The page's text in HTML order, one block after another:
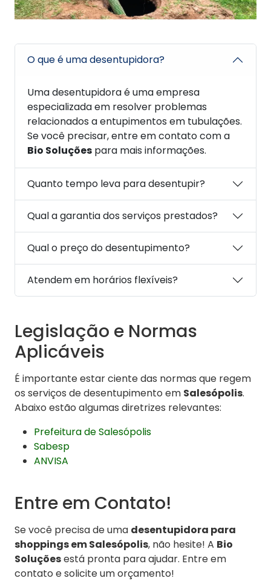
O que é uma desentupidora?
Uma desentupidora é uma empresa
especializada em resolver problemas
relacionados a entupimentos em tubulações.
Se você precisar, entre em contato com a
Bio Soluções para mais informações.
Quanto tempo leva para desentupir?
Qual a garantia dos serviços prestados?
Qual o preço do desentupimento?
Atendem em horários flexíveis?
Legislação e Normas
Aplicáveis
É importante estar ciente das normas que regem
os serviços de desentupimento em Salesópolis.
Abaixo estão algumas diretrizes relevantes:
Prefeitura de Salesópolis
Sabesp
ANVISA
Entre em Contato!
Se você precisa de uma desentupidora para
shoppings em Salesópolis, não hesite! A Bio
Soluçõesestá pronta para ajudar. Entre em
contato e solicite um orçamento!